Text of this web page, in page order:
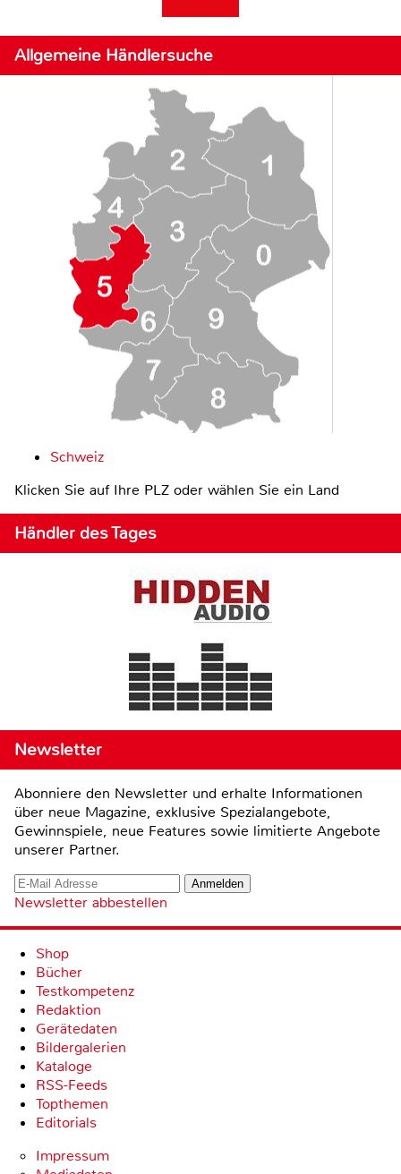
Allgemeine Händlersuche
Schweiz
Klicken Sie auf Ihre PLZ oder wählen Sie ein Land
Händler des Tages
Newsletter
Abonniere den Newsletter und erhalte Informationen
über neue Magazine, exklusive Spezialangebote,
Gewinnspiele, neue Features sowie limitierte Angebote
unserer Partner.
Newsletter abbestellen
Shop
Bücher
Testkompetenz
Redaktion
Gerätedaten
Bildergalerien
Kataloge
RSS-Feeds
Topthemen
Editorials
Impressum